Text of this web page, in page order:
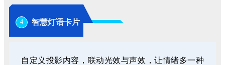
4 智慧灯语卡片
自定义投影内容，联动光效与声效，让情绪多一种